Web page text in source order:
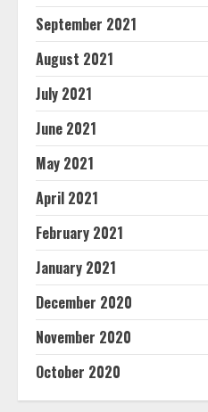
September 2021
August 2021
July 2021
June 2021
May 2021
April 2021
February 2021
January 2021
December 2020
November 2020
October 2020